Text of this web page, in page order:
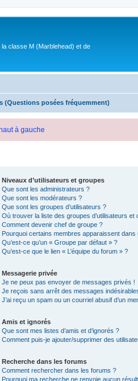
classe M (Marblehead) et de
(Questions posées fréquemment)
à gauche
Niveaux d’utilisateurs et groupes
Que sont les administrateurs ?
Que sont les modérateurs ?
Que sont les groupes d’utilisateurs ?
Où trouver la liste des groupes d’utilisateurs et
Comment devenir chef de groupe ?
Pourquoi certains membres apparaissent dans
Qu’est-ce qu’un « Groupe par défaut » ?
Qu’est-ce que le lien « L’équipe du forum » ?
Messagerie privée
Je ne peux pas envoyer de messages privés !
Je reçois sans arrêt des messages
J’ai reçu un spam ou un courriel abusif d’un
Amis et ignorés
Que sont mes listes d’amis et d’ignorés ?
Comment puis-je ajouter/supprimer des
Recherche dans les forums
Comment rechercher dans les forums ?
Pourquoi ma recherche ne renvoie aucun